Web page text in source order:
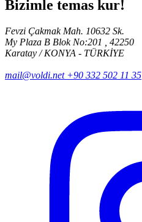
Bizimle temas kur!
Fevzi Çakmak Mah. 10632 Sk.
My Plaza B Blok No:201 , 42250
Karatay / KONYA - TÜRKİYE
mail@voldi.net +90 332 502 11 35